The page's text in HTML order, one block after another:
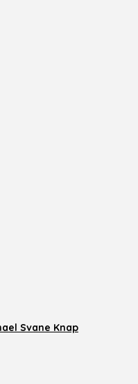
Svane Knap